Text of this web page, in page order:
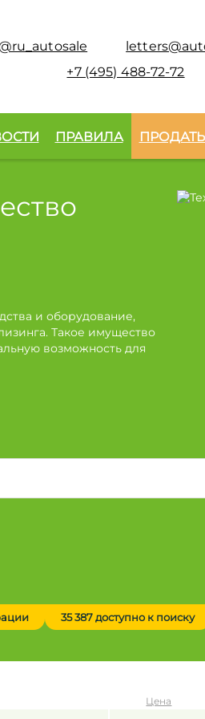
+7 (495) 488-72-72
ПРАВИЛА
и оборудование,
Такое имущество
возможность для
35 387 доступно к поиску
Цена